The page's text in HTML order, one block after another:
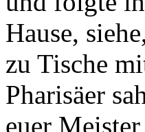
Hause,
zu Tische
Pharisäer
euer